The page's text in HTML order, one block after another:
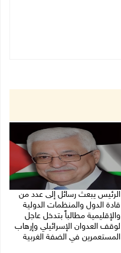
الرئيس يبعث رسائل إلى عدد من
قادة الدول والمنظمات الدولية
والإقليمية مطالباً بتدخل عاجل
لوقف العدوان الإسرائيلي وإرهاب
المستعمرين في الضفة الغربية